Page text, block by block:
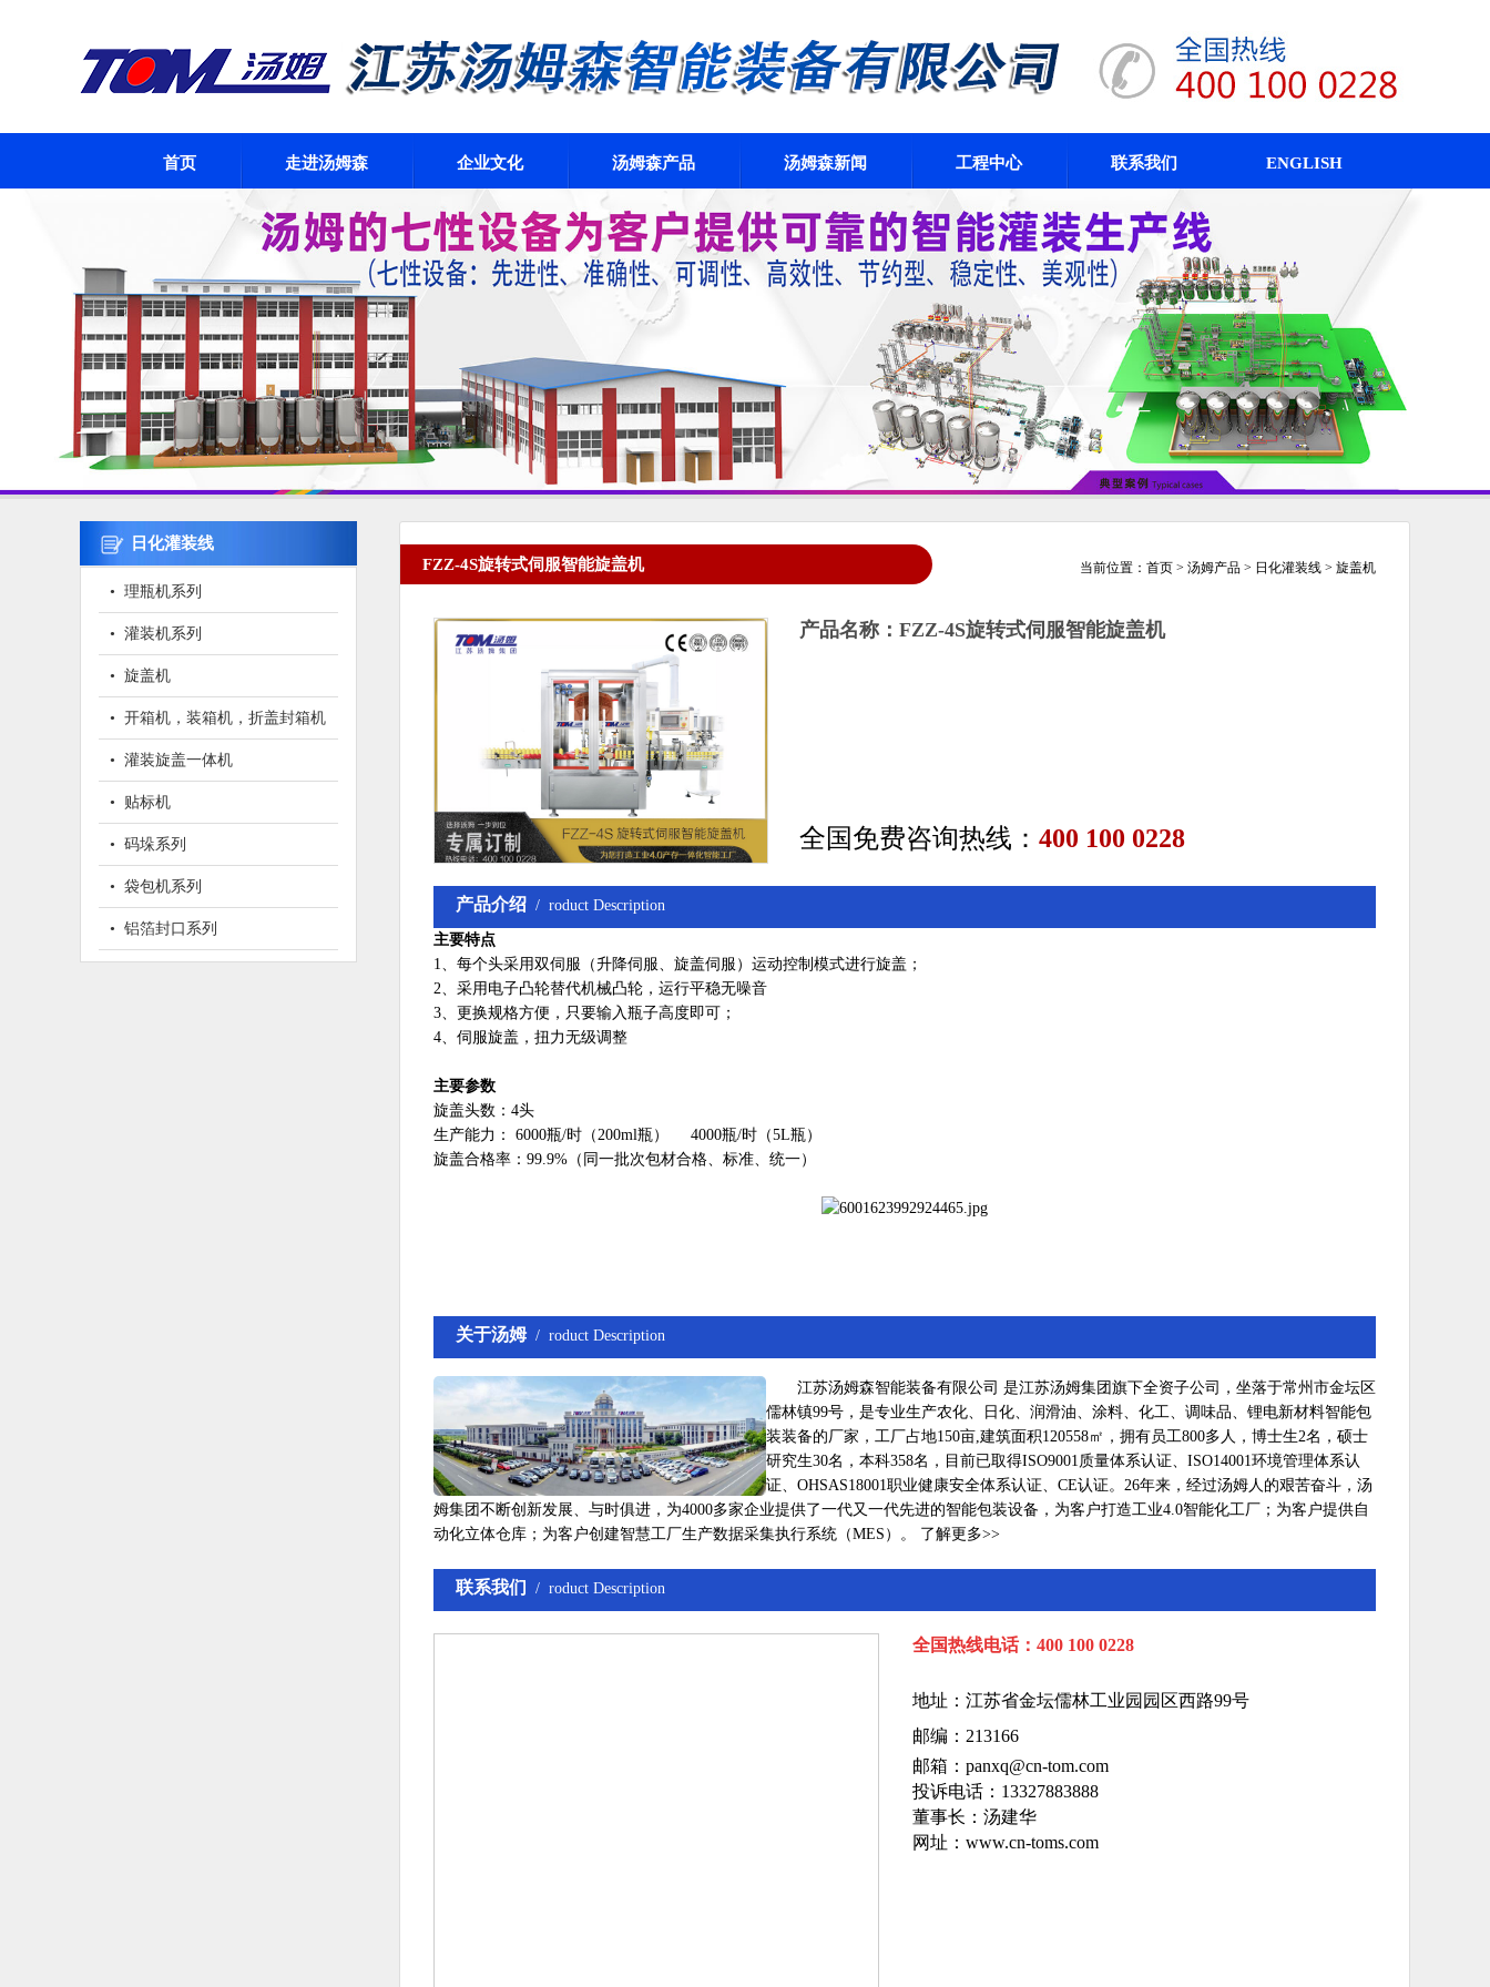
首页 走进汤姆森 企业文化 汤姆森产品 汤姆森新闻 工程中心 联系我们 ENGLISH
日化灌装线
• 理瓶机系列
• 灌装机系列
• 旋盖机
• 开箱机，装箱机，折盖封箱机
• 灌装旋盖一体机
• 贴标机
• 码垛系列
• 袋包机系列
• 铝箔封口系列
FZZ-4S旋转式伺服智能旋盖机 当前位置： 首页 > 汤姆产品 > 日化灌装线 > 旋盖机
产品名称：FZZ-4S旋转式伺服智能旋盖机
全国免费咨询热线： 400 100 0228
产品介绍 / roduct Description
主要特点
1、每个头采用双伺服（升降伺服、旋盖伺服）运动控制模式进行旋盖；
2、采用电子凸轮替代机械凸轮，运行平稳无噪音
3、更换规格方便，只要输入瓶子高度即可；
4、伺服旋盖，扭力无级调整
主要参数
旋盖头数：4头
生产能力： 6000瓶/时（200ml瓶） 4000瓶/时（5L瓶）
旋盖合格率：99.9%（同一批次包材合格、标准、统一）
关于汤姆/ roduct Description
江苏汤姆森智能装备有限公司 是江苏汤姆集团旗下全资子公司，坐落于常州市金坛区
儒林镇99号，是专业生产农化、日化、润滑油、涂料、化工、调味品、锂电新材料智能包
装装备的厂家，工厂占地150亩,建筑面积120558㎡，拥有员工800多人，博士生2名，硕士
研究生30名，本科358名，目前已取得ISO9001质量体系认证、ISO14001环境管理体系认
证、OHSAS18001职业健康安全体系认证、CE认证。26年来，经过汤姆人的艰苦奋斗，汤
姆集团不断创新发展、与时俱进，为4000多家企业提供了一代又一代先进的智能包装设备，为客户打造工业4.0智能化工厂；为客户提供自
动化立体仓库；为客户创建智慧工厂生产数据采集执行系统（MES）。 了解更多>>
联系我们 / roduct Description
全国热线电话：400 100 0228
地址： 江苏省金坛儒林工业园园区西路99号
邮编：213166
邮箱：panxq@cn-tom.com
投诉电话：13327883888
董事长：汤建华
网址：www.cn-toms.com